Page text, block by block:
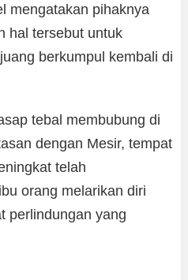
mengatakan pihaknya
hal tersebut untuk
berkumpul kembali di
tebal membubung di
dengan Mesir, tempat
telah
orang melarikan diri
perlindungan yang